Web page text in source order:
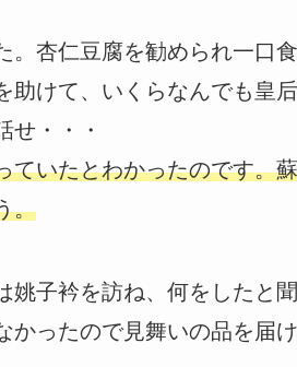
。杏仁豆腐を勧められ一口
けて、いくらなんでも皇
せ・・・
ていたとわかったのです。
。
姚子衿を訪ね、何をしたと
かったので見舞いの品を届